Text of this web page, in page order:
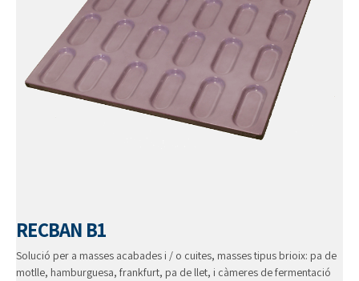
RECBAN B1
Solució per a masses acabades i / o cuites, masses tipus brioix: pa de
motlle, hamburguesa, frankfurt, pa de llet, i càmeres de fermentació